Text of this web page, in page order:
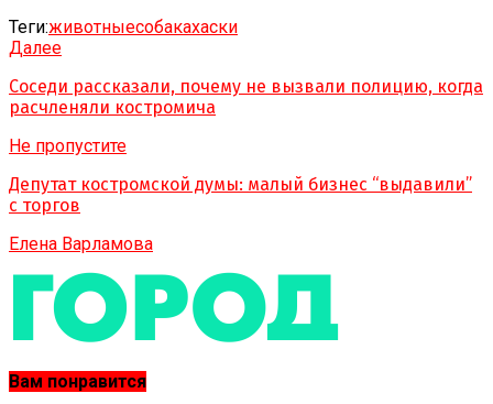
Теги:животныесобакахаски
Далее
Соседи рассказали, почему не вызвали полицию, когда
расчленяли костромича
Не пропустите
Депутат костромской думы: малый бизнес “выдавили”
с торгов
Елена Варламова
Вам понравится